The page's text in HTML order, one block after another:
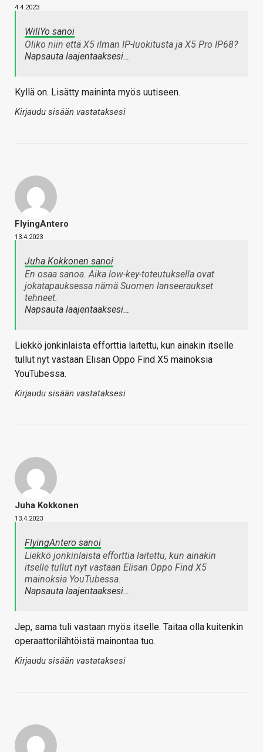
4.4.2023
WillYo sanoi
Oliko niin että X5 ilman IP-luokitusta ja X5 Pro IP68?
Napsauta laajentaaksesi…
Kyllä on. Lisätty maininta myös uutiseen.
Kirjaudu sisään vastataksesi
FlyingAntero
13.4.2023
Juha Kokkonen sanoi
En osaa sanoa. Aika low-key-toteutuksella ovat
jokatapauksessa nämä Suomen lanseeraukset
tehneet.
Napsauta laajentaaksesi…
Liekkö jonkinlaista efforttia laitettu, kun ainakin itselle
tullut nyt vastaan Elisan Oppo Find X5 mainoksia
YouTubessa.
Kirjaudu sisään vastataksesi
Juha Kokkonen
13.4.2023
FlyingAntero sanoi
Liekkö jonkinlaista efforttia laitettu, kun ainakin
itselle tullut nyt vastaan Elisan Oppo Find X5
mainoksia YouTubessa.
Napsauta laajentaaksesi…
Jep, sama tuli vastaan myös itselle. Taitaa olla kuitenkin
operaattorilähtöistä mainontaa tuo.
Kirjaudu sisään vastataksesi